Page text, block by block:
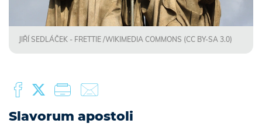
JIŘÍ SEDLÁČEK - FRETTIE /WIKIMEDIA COMMONS (CC BY-SA 3.0)
Slavorum apostoli